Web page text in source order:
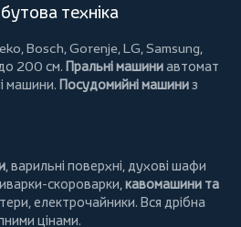
техніка
,Bosch,Gorenje,LG,Samsung,
200 см. Пральні машиниавтомат
машини. Посудомийні машиниз
, варильні поверхні, духові шафи
скороварки,кавомашини та
,електрочайники. Вся дрібна
цінами.